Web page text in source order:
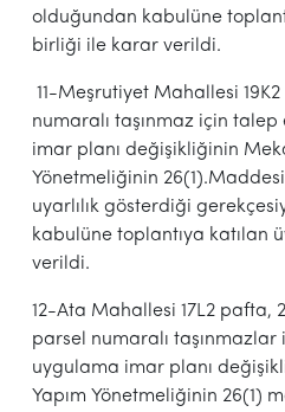
olduğundan kabulüne
birliği ile karar verildi.
11-Meşrutiyet Mahallesi
numaralı taşınmaz için
imar planı değişikliğinin
Yönetmeliğinin
uyarlılık gösterdiği
kabulüne toplantıya katılan
verildi.
12-Ata Mahallesi 17L2 pafta,
parsel numaralı
uygulama imar planı
Yapım Yönetmeliğinin 26(1)